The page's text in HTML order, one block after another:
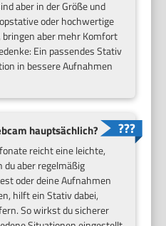
aber in der Größe und
oder hochwertige
aber mehr Komfort
Ein passendes Stativ
in bessere Aufnahmen
hauptsächlich?
reicht eine leichte,
aber regelmäßig
oder deine Aufnahmen
hilft ein Stativ dabei,
So wirkst du sicherer